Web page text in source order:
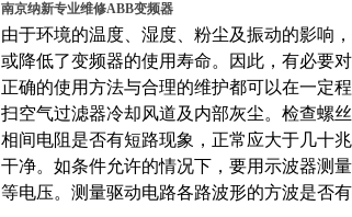
南京纳新专业维修ABB变频器
由于环境的温度、湿度、粉尘及振动的影响
或降低了变频器的使用寿命。因此，有必要
正确的使用方法与合理的维护都可以在一定
扫空气过滤器冷却风道及内部灰尘。检查螺
相间电阻是否有短路现象，正常应大于几十
干净。如条件允许的情况下，要用示波器测
等电压。测量驱动电路各路波形的方波是否